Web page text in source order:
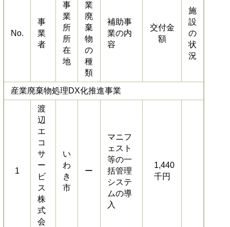
No.
事
業
者
事
業
所
所
在
地
業
廃
棄
物
の
種
類
補助事
業の内
容
交付金
額
施
設
の
状
況
産業廃棄物処理DX化推進事業
1
渡
辺
エ
コ
サ
ー
ビ
ス
株
式
会
い
わ
き
市
ー
マニフ
ェスト
等の一
括管理
システ
ムの導
入
1,440
千円